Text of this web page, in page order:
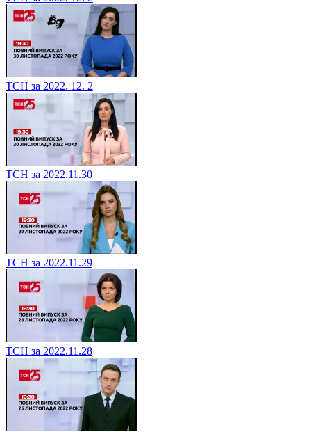
ТСН за 2022. 12. 2
ТСН за 2022.11.30
ТСН за 2022.11.29
ТСН за 2022.11.28